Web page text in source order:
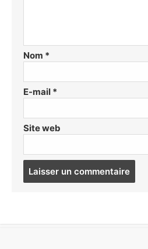
Nom *
E-mail *
Site web